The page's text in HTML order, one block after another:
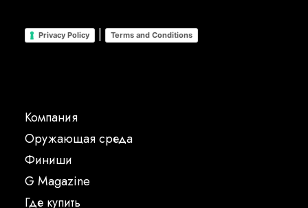
Privacy Policy | Terms and Conditions
Компания
Oружающая среда
Финиши
G Magazine
Где купить